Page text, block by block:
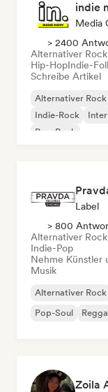
indie
Media
> 2400
Alternativer Rock
Hip-HopIndie-
Schreibe Artikel
Alternativer Rock
Indie-Rock
Pop-Rock
Label
> 800
Alternativer Rock
Indie-Pop
Nehme Künstler
Musik
Alternativer Rock
Pop-Soul
Zoila